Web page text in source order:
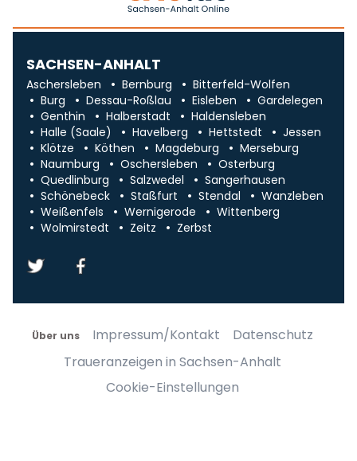
SACHSEN-ANHALT
Aschersleben Bernburg
Bitterfeld-Wolfen
Burg
Dessau-Roßlau Eisleben
Gardelegen
Genthin
Halberstadt
Haldensleben
Halle (Saale)
Havelberg Hettstedt
Jessen
Klötze
Köthen Magdeburg
Merseburg
Naumburg
Oschersleben
Osterburg
Quedlinburg
Salzwedel
Sangerhausen
Schönebeck
Staßfurt Stendal
Wanzleben
Weißenfels
Wernigerode
Wittenberg
Wolmirstedt
Zeitz Zerbst
Über uns Impressum/Kontakt
Datenschutz
Traueranzeigen in Sachsen-Anhalt
Cookie-Einstellungen